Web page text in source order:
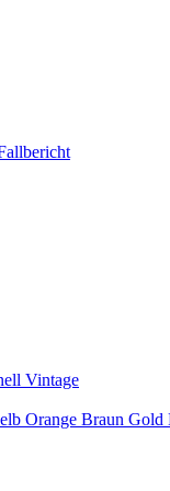
Vintage
Orange Braun Gold